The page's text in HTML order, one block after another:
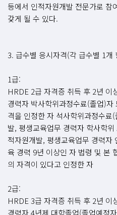
등에서 인적자원개발 전문가로 참
갖게 될 수 있다.
3. 급수별 응시자격(각 급수별 1개
1급:
HRDE 2급 자격증 취득 후 2년 이
경력자 박사학위과정수료(졸업)
격을 인정한 자 석사학위과정수료
발, 평생교육업무 경력자 학사학
적자원개발, 평생교육업무 경력자
육 경력 9년 이상인 자 법령 및 본
의 자격이 있다고 인정한 자
2급:
HRDE 3급 자격증 취득 후 2년 이
경력자 4년제 대학졸업(졸업예정